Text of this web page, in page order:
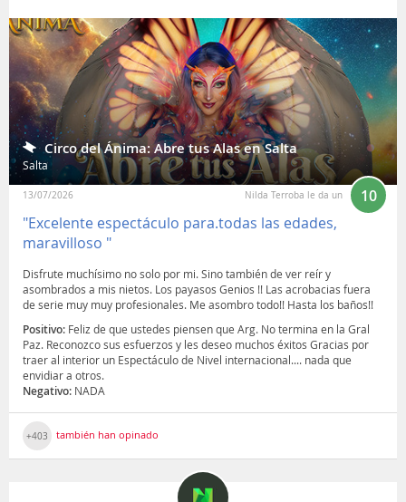
Circo del Ánima: Abre tus Alas en Salta
Salta
13/07/2026 Nilda Terroba le da un
10
"Excelente espectáculo para.todas las edades,
maravilloso "
Disfrute muchísimo no solo por mi. Sino también de ver reír y
asombrados a mis nietos. Los payasos Genios !! Las acrobacias fuera
de serie muy muy profesionales. Me asombro todo!! Hasta los baños!!
Positivo: Feliz de que ustedes piensen que Arg. No termina en la Gral
Paz. Reconozco sus esfuerzos y les deseo muchos éxitos Gracias por
traer al interior un Espectáculo de Nivel internacional.... nada que
envidiar a otros.
Negativo: NADA
+403 también han opinado